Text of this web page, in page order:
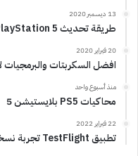
13 ديسمبر 2020
طريقة تحديث PlayStation 5 بواسطة USB وتثبيت النظام من جديد
20 فبراير 2020
افضل السكربتات والبرمجيات
منذ أسبوع واحد
محاكيات PS5 بلايستيشن 5
22 فبراير 2022
تطبيق TestFlight تجربة نسخة تجريبية من تطبيقات ابل